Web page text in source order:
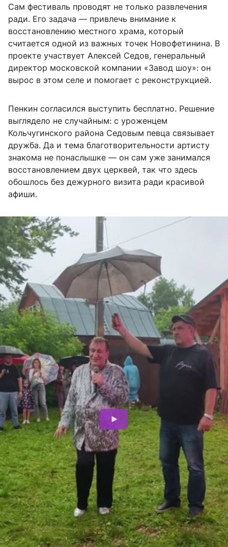
Сам фестиваль проводят не только развлечения
ради. Его задача — привлечь внимание к
восстановлению местного храма, который
считается одной из важных точек Новофетинина. В
проекте участвует Алексей Седов, генеральный
директор московской компании «Завод шоу»: он
вырос в этом селе и помогает с реконструкцией.
Пенкин согласился выступить бесплатно. Решение
выглядело не случайным: с уроженцем
Кольчугинского района Седовым певца связывает
дружба. Да и тема благотворительности артисту
знакома не понаслышке — он сам уже занимался
восстановлением двух церквей, так что здесь
обошлось без дежурного визита ради красивой
афиши.